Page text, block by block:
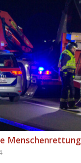
Menschenrettung